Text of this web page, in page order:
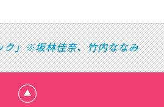
」※坂林佳奈、竹内ななみ